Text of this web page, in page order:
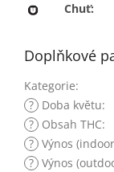
Chuť:
Doplňkové
Kategorie:
? Doba květu:
? Obsah THC:
? Výnos
? Výnos